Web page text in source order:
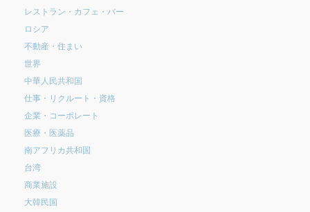
レストラン・カフェ・バー
ロシア
不動産・住まい
世界
中華人民共和国
仕事・リクルート・資格
企業・コーポレート
医療・医薬品
南アフリカ共和国
台湾
商業施設
大韓民国